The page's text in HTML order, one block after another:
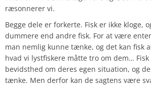
ræsonnerer vi.
Begge dele er forkerte. Fisk er ikke kloge,
dummere end andre fisk. For at være
man nemlig kunne tænke, og det kan fisk
hvad vi lystfiskere måtte tro om dem…
bevidsthed om deres egen situation, og
tænke. Men derfor kan de sagtens være